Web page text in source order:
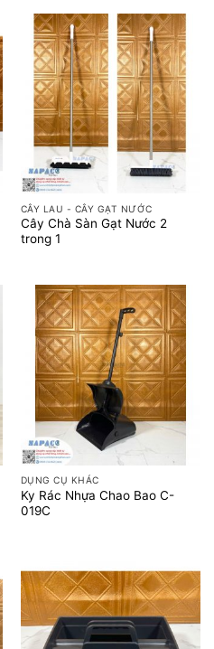
CÂY LAU - CÂY GẠT NƯỚC
Cây Chà Sàn Gạt Nước 2
trong 1
DỤNG CỤ KHÁC
Ky Rác Nhựa Chao Bao C-
019C